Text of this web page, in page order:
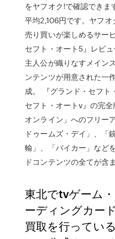
をヤフオク!で確認できま
平均2,106円です。ヤフ
売り買いが楽しめるサー
セフト・オート5』レビ
主人公が織りなすメイン
ンテンツが用意された一
成。 『グランド・セフト
セフト・オートv』の完
オンライン」へのフリー
ドゥームズ・デイ」、「
輸」、「バイカー」など
ドコンテンツの全てが含
東北でtvゲーム
ーディングカー
買取を行ってい